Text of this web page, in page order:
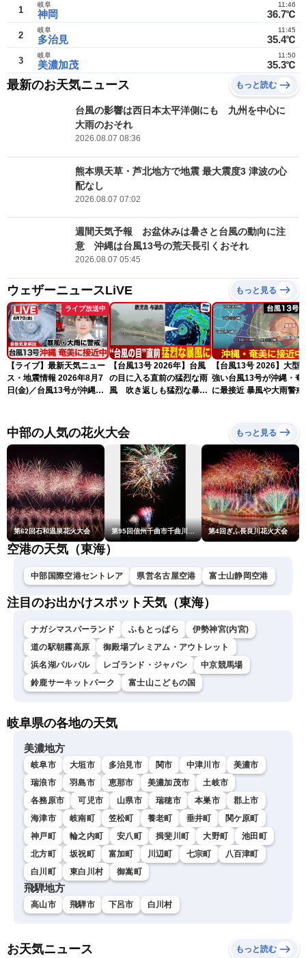
1 神岡
岐阜
36.7℃
11:46
2 多治見
岐阜
35.4℃
11:45
3 美濃加茂
岐阜
35.3℃
11:50
最新のお天気ニュース もっと読む
台風の影響は西日本太平洋側にも 九州を中心に
大雨のおそれ
2026.08.07 08:36
熊本県天草・芦北地方で地震 最大震度3 津波の心
配なし
2026.08.07 07:02
週間天気予報 お盆休みは暑さと台風の動向に注
意 沖縄は台風13号の荒天長引くおそれ
2026.08.07 05:45
ウェザーニュースLiVE もっと見る
ライブ放送中
【ライブ】最新天気ニュー
ス・地震情報 2026年8月7
日(金)／台風13号が沖縄・
ュースLiVEコーヒータイ
ム・江川清音／有賀哲夫〉
【台風13号 2026年】台風
の目に入る直前の猛烈な雨
風 吹き返しも猛烈な暴風
【台風13号 2026】大型
強い台風13号が沖縄・奄
に最接近 暴風や大雨警戒
中部の人気の花火大会 もっと見る
第62回石和温泉花火大会 第95回信州千曲市千曲川納涼煙火大会 第4回ぎふ長良川花火大会
空港の天気（東海）
中部国際空港セントレア 県営名古屋空港 富士山静岡空港
注目のお出かけスポット天気（東海）
ナガシマスパーランド ふもとっぱら
伊勢神宮(内宮)
道の駅朝霧高原
御殿場プレミアム・アウトレット
浜名湖パルパル
レゴランド・ジャパン
中京競馬場
鈴鹿サーキットパーク
富士山こどもの国
岐阜県の各地の天気
美濃地方
岐阜市 大垣市 多治見市 関市 中津川市
美濃市
瑞浪市
羽島市 恵那市 美濃加茂市
土岐市
各務原市
可児市 山県市 瑞穂市 本巣市
郡上市
海津市
岐南町 笠松町 養老町 垂井町
関ケ原町
神戸町
輪之内町 安八町 揖斐川町 大野町
池田町
北方町
坂祝町 富加町 川辺町 七宗町
八百津町
白川町
東白川村 御嵩町
飛騨地方
高山市 飛騨市 下呂市 白川村
お天気ニュース もっと読む